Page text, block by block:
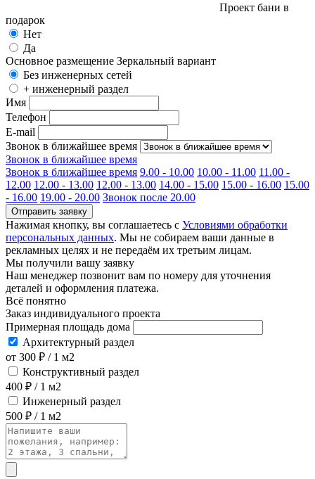
Проект бани в
подарок
Нет
Да
Основное размещение Зеркальный вариант
Без инженерных сетей
+ инженерный раздел
Имя
Телефон
E-mail
Звонок в ближайшее время
Звонок в ближайшее время
Звонок в ближайшее время 9.00 - 10.00 10.00 - 11.00 11.00 -
12.00 12.00 - 13.00 12.00 - 13.00 14.00 - 15.00 15.00 - 16.00 15.00
- 16.00 19.00 - 20.00 Звонок после 20.00
Отправить заявку
Нажимая кнопку, вы соглашаетесь с Условиями обработки
персональных данных. Мы не собираем ваши данные в
рекламных целях и не передаём их третьим лицам.
Мы получили вашу заявку
Наш менеджер позвонит вам по номеру для уточнения
деталей и оформления платежа.
Всё понятно
Заказ индивидуального проекта
Примерная площадь дома
Архитектурный раздел
от 300 ₽ / 1 м2
Конструктивный раздел
400 ₽ / 1 м2
Инженерный раздел
500 ₽ / 1 м2